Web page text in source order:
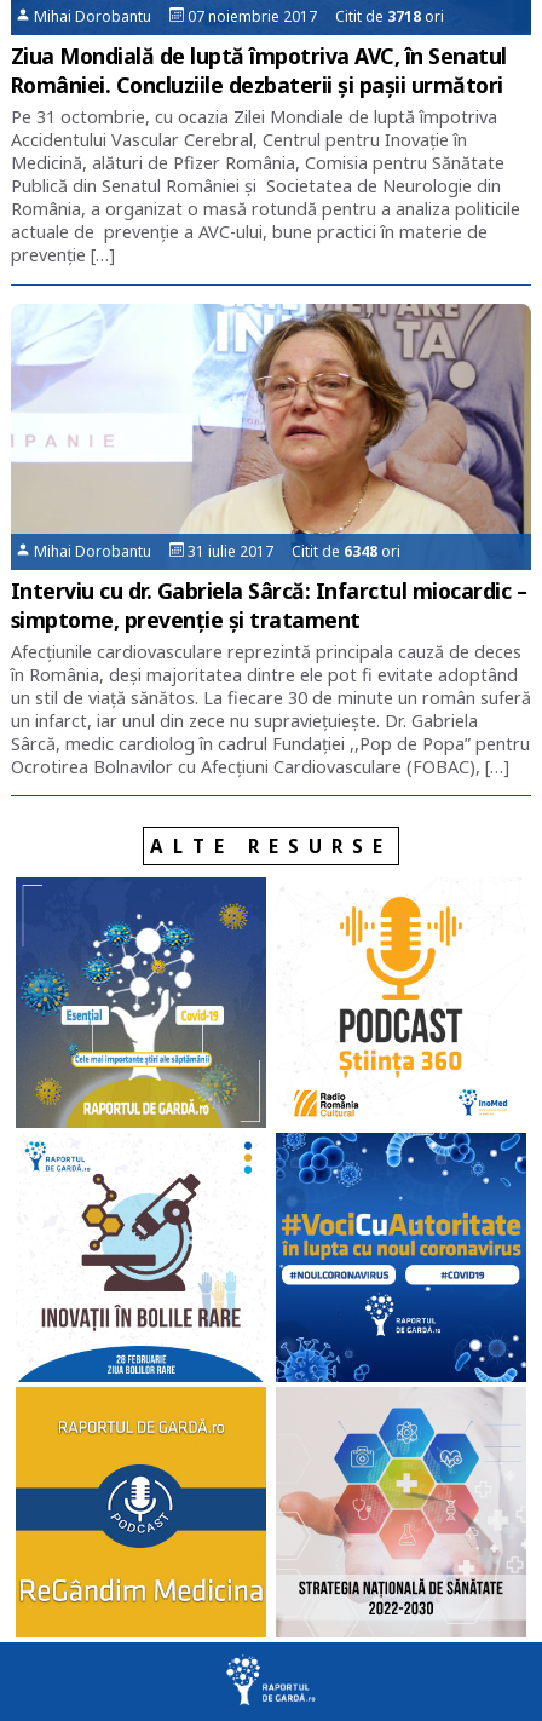
Mihai Dorobantu 07 noiembrie 2017 Citit de 3718ori
Ziua Mondială de luptă împotriva AVC, în Senatul
României. Concluziile dezbaterii și pașii următori
Pe 31 octombrie, cu ocazia Zilei Mondiale de luptă împotriva
Accidentului Vascular Cerebral, Centrul pentru Inovație în
Medicină, alături de Pfizer România, Comisia pentru Sănătate
Publică din Senatul României și Societatea de Neurologie din
România, a organizat o masă rotundă pentru a analiza politicile
actuale de prevenție a AVC-ului, bune practici în materie de
prevenție […]
Mihai Dorobantu 31 iulie 2017 Citit de 6348 ori
Interviu cu dr. Gabriela Sârcă: Infarctul miocardic –
simptome, prevenție și tratament
Afecțiunile cardiovasculare reprezintă principala cauză de deces
în România, deși majoritatea dintre ele pot fi evitate adoptând
un stil de viață sănătos. La fiecare 30 de minute un român suferă
un infarct, iar unul din zece nu supraviețuiește. Dr. Gabriela
Sârcă, medic cardiolog în cadrul Fundației ,,Pop de Popa” pentru
Ocrotirea Bolnavilor cu Afecțiuni Cardiovasculare (FOBAC), […]
ALTE RESURSE